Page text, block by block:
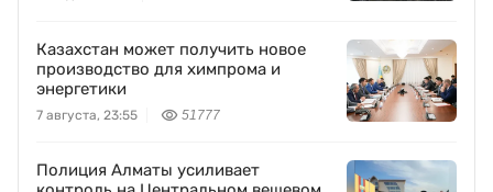
Казахстан может получить новое
производство для химпрома и
энергетики
7 августа, 23:55 51777
Полиция Алматы усиливает